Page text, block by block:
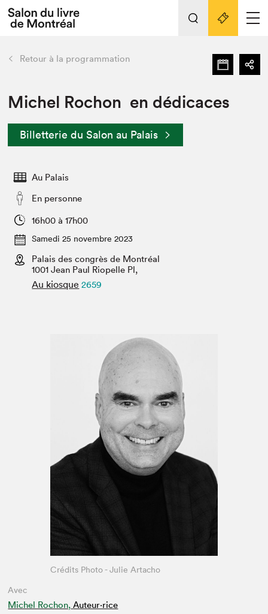
Espace exposant⋅e⋅s
Espace enseignant·e·s
Espace médias
L'événement
Préparer sa visite au Salon
Actualités
SLM PRO
retour Nos activités
Préparer sa visite
Salon dans la ville et en ligne
Projets partenaires
Liens pratiques
Retour à la programmation
Michel Rochon en dédicaces
Billetterie du Salon au Palais
Au Palais
En personne
16h00 à 17h00
Samedi 25 novembre 2023
Palais des congrès de Montréal
1001 Jean Paul Riopelle Pl,
Au kiosque 2659
Avec
Michel Rochon, Auteur·rice
Crédits Photo - Julie Artacho